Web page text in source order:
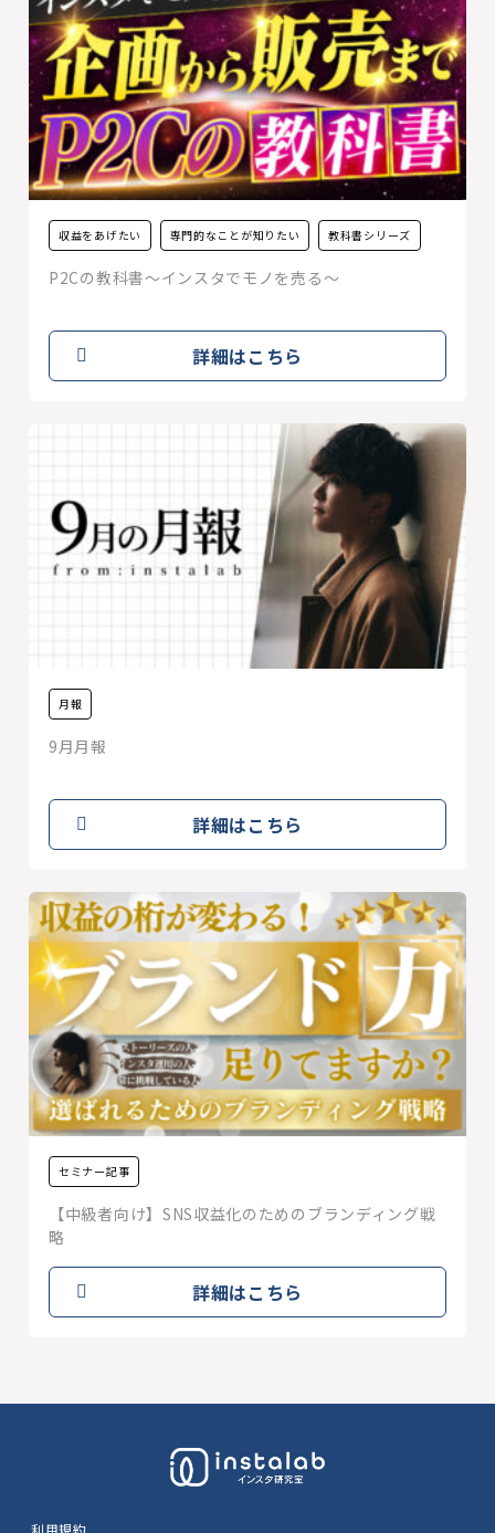
収益をあげたい 専門的なことが知りたい 教科書シリーズ
P2Cの教科書〜インスタでモノを売る〜
詳細はこちら
月報
9月月報
詳細はこちら
セミナー記事
【中級者向け】SNS収益化のためのブランディング戦
略
詳細はこちら